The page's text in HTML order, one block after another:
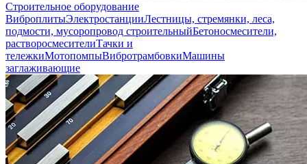
Строительное оборудование
ВиброплитыЭлектростанцииЛестницы, стремянки, леса,
подмости, мусоропровод строительныйБетоносмесители,
растворосмесителиТачки и
тележкиМотопомпыВибротрамбовкиМашины
заглаживающие